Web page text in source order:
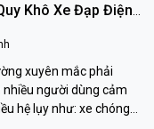
Khô Xe Đạp Điện
xuyên mắc phải
nhiều người dùng cảm
hệ lụy như: xe chóng